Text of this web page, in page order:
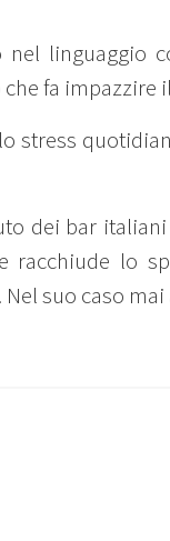
linguaggio
fa impazzire
stress
dei bar
racchiude lo
Nel suo caso